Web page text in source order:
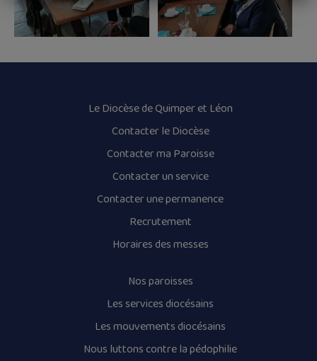
Le Diocèse de Quimper et Léon
Contacter le Diocèse
Contacter ma Paroisse
Contacter un service
Contacter une permanence
Recrutement
Horaires des messes
Nos paroisses
Les services diocésains
Les mouvements diocésains
Nous luttons contre la pédophilie